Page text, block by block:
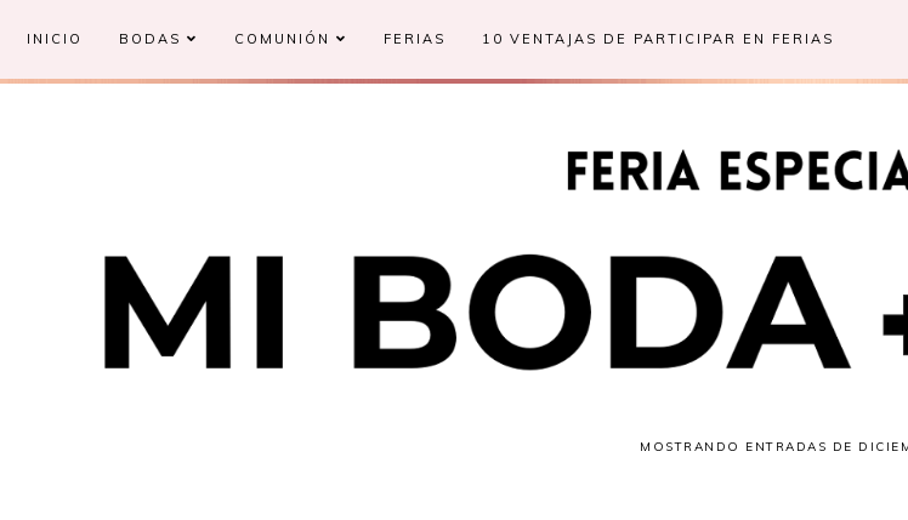
INICIO BODAS COMUNIÓN FERIAS 10 VENTAJAS DE PARTICIPAR EN FERIAS
MOSTRANDO ENTRADAS DE